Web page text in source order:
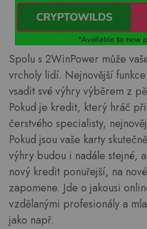
Spolu s 2WinPower může
vrcholy lidí. Nejnovější
vsadit své výhry výběrem z
Pokud je kredit, který hráč
čerstvého specialisty,
Pokud jsou vaše karty
výhry budou i nadále stejné,
nový kredit ponuřejší, na
zapomene. Jde o jakousi
vzdělanými profesionály a
jako např.